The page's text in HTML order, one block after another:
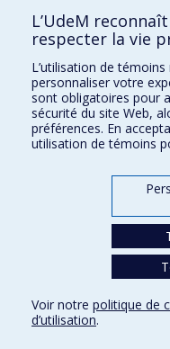
Comment soutenir le
BESOIN D'AIDE?
Plan du site
Signaler une erreur
Accessibilité
FACULTÉ DES ARTS ET DES
Nos départements et écoles
Conditions d’utilisation
L’UdeM
respecter la vie
L’utilisation de
personnaliser votre
sont obligatoires pour
sécurité du site Web,
préférences. En
utilisation de témoins
Voir notre politique de
d’utilisation.